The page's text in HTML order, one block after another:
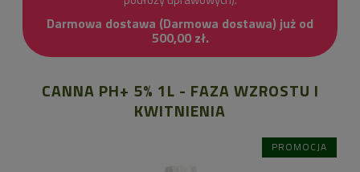
Darmowa dostawa (Darmowa dostawa) już od
500,00 zł.
CANNA PH+ 5% 1L - FAZA WZROSTU I
KWITNIENIA
PROMOCJA